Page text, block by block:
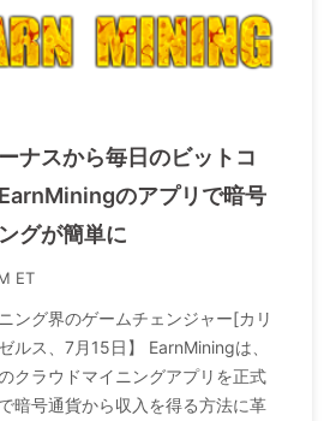
ナスから毎日のビットコ
のアプリで暗号
グが簡単に
ET
ング界のゲームチェンジャー[カリ
ルス、7月15日】 EarnMiningは、
クラウドマイニングアプリを正式
暗号通貨から収入を得る方法に革